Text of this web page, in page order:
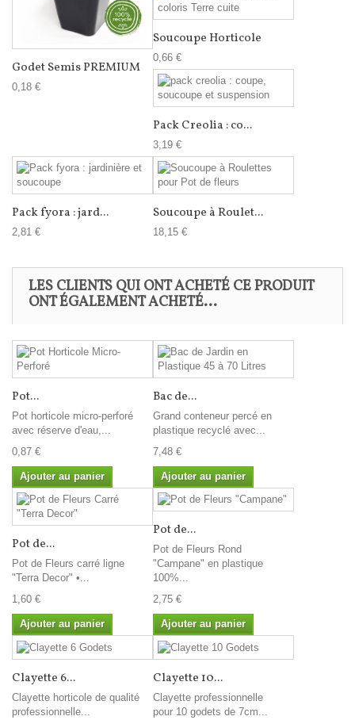
Godet Semis PREMIUM
0,18 €
Soucoupe Horticole
0,66 €
Pack Creolia : co...
3,19 €
Pack fyora : jard...
2,81 €
Soucoupe à Roulet...
18,15 €
LES CLIENTS QUI ONT ACHETÉ CE PRODUIT
ONT ÉGALEMENT ACHETÉ...
Pot...
Pot horticole micro-perforé
avec réserve d'eau,...
0,87 €
Ajouter au panier
Bac de...
Grand conteneur percé en
plastique recyclé avec...
7,48 €
Ajouter au panier
Pot de...
Pot de Fleurs carré ligne
"Terra Decor" •...
1,60 €
Ajouter au panier
Pot de...
Pot de Fleurs Rond
"Campane" en plastique
100%...
2,75 €
Ajouter au panier
Clayette 6...
Clayette horticole de qualité
professionnelle...
Clayette 10...
Clayette professionnelle
pour 10 godets de 7cm...